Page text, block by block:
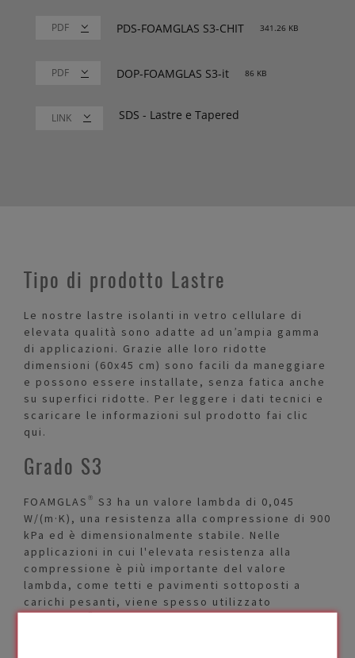
PDS-FOAMGLAS S3-CHIT 341.26 KB
DOP-FOAMGLAS S3-it 86 KB
LINK SDS - Lastre e Tapered
Tipo di prodotto Lastre
Le nostre lastre isolanti in vetro cellulare di
elevata qualità sono adatte ad un’ampia gamma
di applicazioni. Grazie alle loro ridotte
dimensioni (60x45 cm) sono facili da maneggiare
e possono essere installate, senza fatica anche
su superfici ridotte. Per leggere i dati tecnici e
scaricare le informazioni sul prodotto fai clic
qui.
Grado S3
FOAMGLAS® S3 ha un valore lambda di 0,045
W/(m·K), una resistenza alla compressione di 900
kPa ed è dimensionalmente stabile. Nelle
applicazioni in cui l'elevata resistenza alla
compressione è più importante del valore
lambda, come tetti e pavimenti sottoposti a
carichi pesanti, viene spesso utilizzato